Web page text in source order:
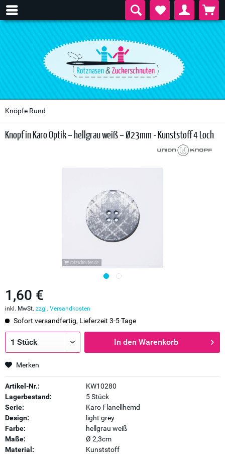
Knöpfe Rund
Knopf in Karo Optik – hellgrau weiß – Ø23mm - Kunststoff 4 Loch
1,60 €
inkl. MwSt. zzgl. Versandkosten
Sofort versandfertig, Lieferzeit 3-5 Tage
In den Warenkorb
Merken
Artikel-Nr.:
KW10280
Lagerbestand:
5 Stück
Serie:
Karo Flanellhemd
Design:
light grey
Farbe:
hellgrau weiß
Maße:
Ø 2,3cm
Material:
Kunststoff